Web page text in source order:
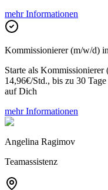
mehr Informationen
Kommissionierer (m/w/d)
Starte als
14,96€/Std., bis zu 30
auf Dich
mehr Informationen
Angelina Ragimov
Teamassistenz